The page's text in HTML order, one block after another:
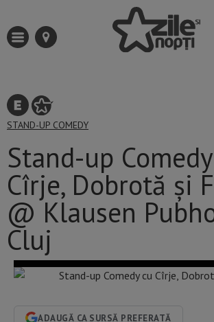
STAND-UP COMEDY
Stand-up
Cîrje, Dobrotă și
@ Klausen
Cluj
ADAUGĂ CA SURSĂ PREFERATĂ